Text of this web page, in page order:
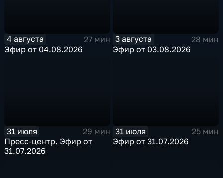
4 августа
27 мин
Эфир от 04.08.2026
3 августа
28 мин
Эфир от 03.08.2026
31 июля
29 мин
Пресс-центр. Эфир от
31.07.2026
31 июля
25 мин
Эфир от 31.07.2026